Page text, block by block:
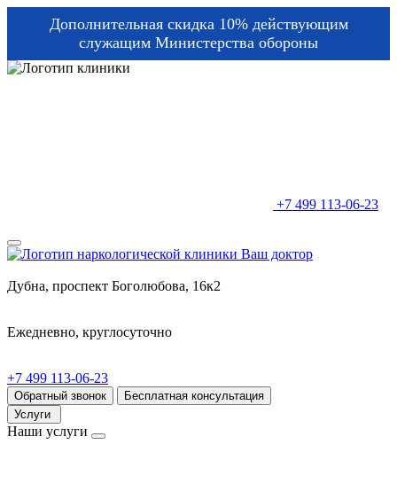
Дополнительная скидка 10% действующим
служащим Министерства обороны
+7 499 113-06-23
Дубна, проспект Боголюбова, 16к2
Ежедневно, круглосуточно
+7 499 113-06-23
Обратный звонок
Бесплатная консультация
Услуги
Наши услуги